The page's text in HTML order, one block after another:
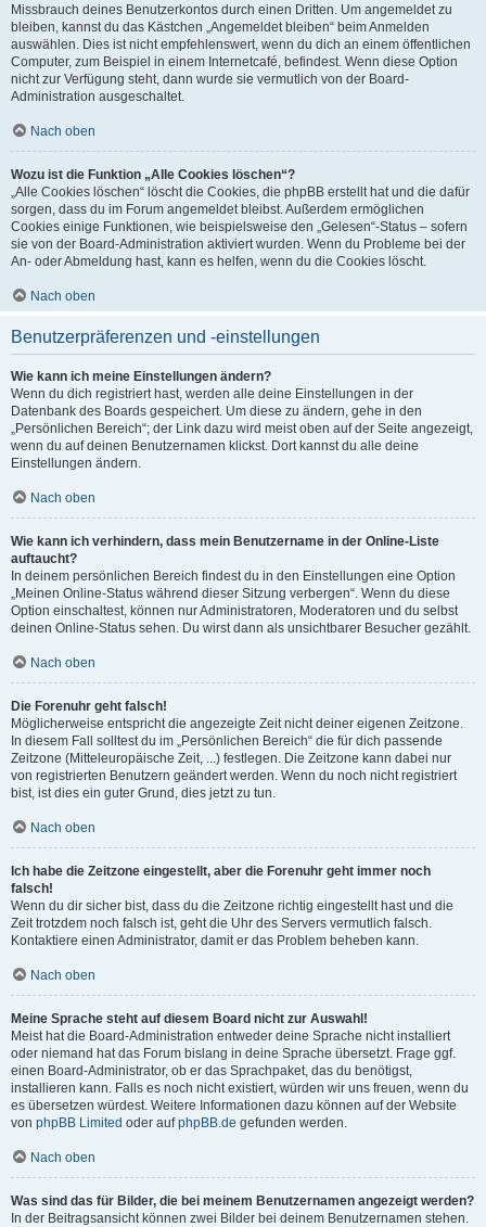
Missbrauch deines Benutzerkontos durch einen Dritten. Um angemeldet zu
bleiben, kannst du das Kästchen „Angemeldet bleiben“ beim Anmelden
auswählen. Dies ist nicht empfehlenswert, wenn du dich an einem öffentlichen
Computer, zum Beispiel in einem Internetcafé, befindest. Wenn diese Option
nicht zur Verfügung steht, dann wurde sie vermutlich von der Board-
Administration ausgeschaltet.
Nach oben
Wozu ist die Funktion „Alle Cookies löschen“?
„Alle Cookies löschen“ löscht die Cookies, die phpBB erstellt hat und die dafür
sorgen, dass du im Forum angemeldet bleibst. Außerdem ermöglichen
Cookies einige Funktionen, wie beispielsweise den „Gelesen“-Status – sofern
sie von der Board-Administration aktiviert wurden. Wenn du Probleme bei der
An- oder Abmeldung hast, kann es helfen, wenn du die Cookies löscht.
Nach oben
Benutzerpräferenzen und -einstellungen
Wie kann ich meine Einstellungen ändern?
Wenn du dich registriert hast, werden alle deine Einstellungen in der
Datenbank des Boards gespeichert. Um diese zu ändern, gehe in den
„Persönlichen Bereich“; der Link dazu wird meist oben auf der Seite angezeigt,
wenn du auf deinen Benutzernamen klickst. Dort kannst du alle deine
Einstellungen ändern.
Nach oben
Wie kann ich verhindern, dass mein Benutzername in der Online-Liste
auftaucht?
In deinem persönlichen Bereich findest du in den Einstellungen eine Option
„Meinen Online-Status während dieser Sitzung verbergen“. Wenn du diese
Option einschaltest, können nur Administratoren, Moderatoren und du selbst
deinen Online-Status sehen. Du wirst dann als unsichtbarer Besucher gezählt.
Nach oben
Die Forenuhr geht falsch!
Möglicherweise entspricht die angezeigte Zeit nicht deiner eigenen Zeitzone.
In diesem Fall solltest du im „Persönlichen Bereich“ die für dich passende
Zeitzone (Mitteleuropäische Zeit, ...) festlegen. Die Zeitzone kann dabei nur
von registrierten Benutzern geändert werden. Wenn du noch nicht registriert
bist, ist dies ein guter Grund, dies jetzt zu tun.
Nach oben
Ich habe die Zeitzone eingestellt, aber die Forenuhr geht immer noch
falsch!
Wenn du dir sicher bist, dass du die Zeitzone richtig eingestellt hast und die
Zeit trotzdem noch falsch ist, geht die Uhr des Servers vermutlich falsch.
Kontaktiere einen Administrator, damit er das Problem beheben kann.
Nach oben
Meine Sprache steht auf diesem Board nicht zur Auswahl!
Meist hat die Board-Administration entweder deine Sprache nicht installiert
oder niemand hat das Forum bislang in deine Sprache übersetzt. Frage ggf.
einen Board-Administrator, ob er das Sprachpaket, das du benötigst,
installieren kann. Falls es noch nicht existiert, würden wir uns freuen, wenn du
es übersetzen würdest. Weitere Informationen dazu können auf der Website
von phpBB Limited oder aufphpBB.de gefunden werden.
Nach oben
Was sind das für Bilder, die bei meinem Benutzernamen angezeigt werden?
In der Beitragsansicht können zwei Bilder bei deinem Benutzernamen stehen.